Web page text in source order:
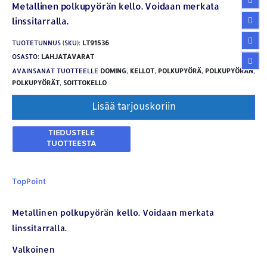
Metallinen polkupyörän kello. Voidaan merkata
linssitarralla.
TUOTETUNNUS (SKU): LT91536
OSASTO: LAHJATAVARAT
AVAINSANAT TUOTTEELLE DOMING, KELLOT, POLKUPYÖRÄ, POLKUPYÖRÄN,
POLKUPYÖRÄT, SOITTOKELLO
Lisää tarjouskoriin
TopPoint
Metallinen polkupyörän kello. Voidaan merkata
linssitarralla.
Valkoinen
Osoite: Hikivuorenkatu 14 C 20, 33710 Tampere